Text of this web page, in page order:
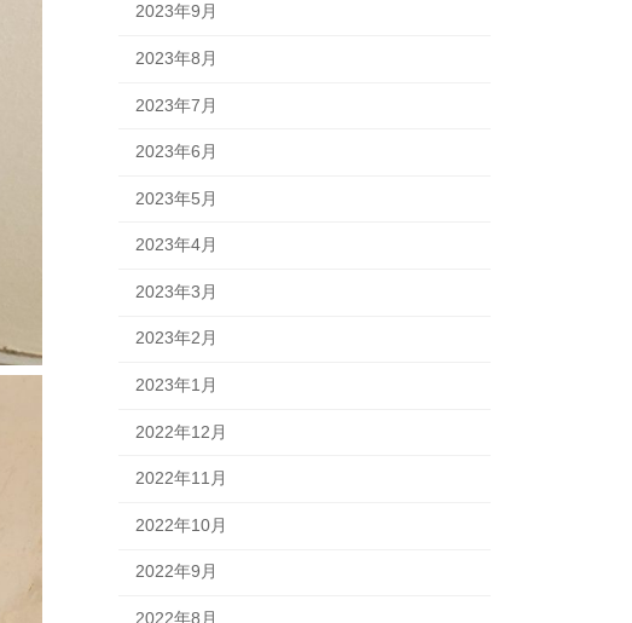
2023年9月
2023年8月
2023年7月
2023年6月
2023年5月
2023年4月
2023年3月
2023年2月
2023年1月
2022年12月
2022年11月
2022年10月
2022年9月
2022年8月